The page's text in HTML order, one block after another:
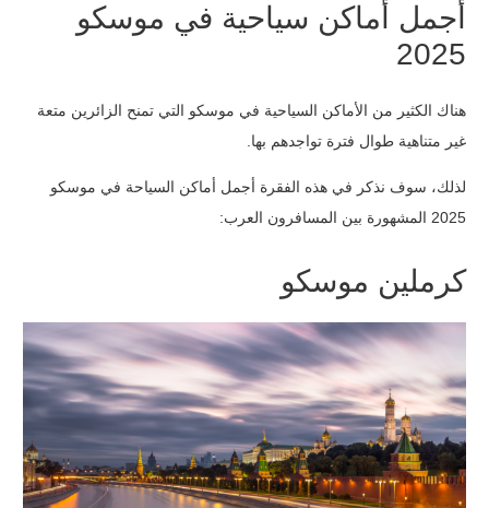
أجمل أماكن سياحية في موسكو
2025
هناك الكثير من الأماكن السياحية في موسكو التي تمنح الزائرين متعة
غير متناهية طوال فترة تواجدهم بها.
لذلك، سوف نذكر في هذه الفقرة أجمل أماكن السياحة في موسكو
2025 المشهورة بين المسافرون العرب:
كرملين موسكو